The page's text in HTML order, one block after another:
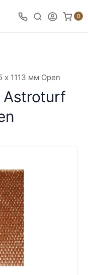
0
х 1113 мм Open
Astroturf